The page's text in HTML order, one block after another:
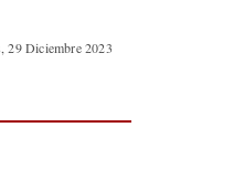
29 Diciembre 2023